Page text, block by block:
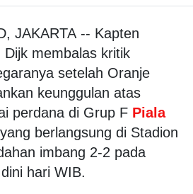
JAKARTA -- Kapten
Dijk membalas kritik
setelah Oranje
keunggulan atas
perdana di Grup F Piala
berlangsung di Stadion
imbang 2-2 pada
hari WIB.